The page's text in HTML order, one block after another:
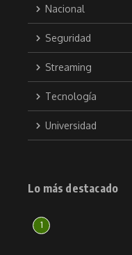
Nacional
Seguridad
Streaming
Tecnología
Universidad
Lo más destacado
1